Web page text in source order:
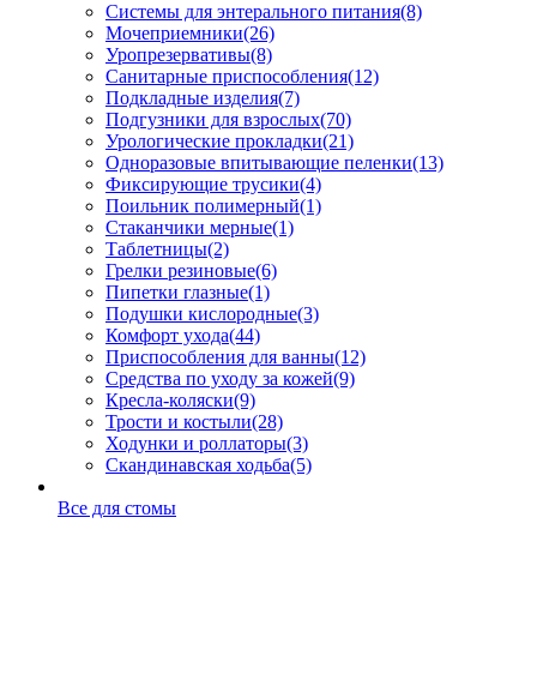
Системы для энтерального питания(8)
Мочеприемники(26)
Уропрезервативы(8)
Санитарные приспособления(12)
Подкладные изделия(7)
Подгузники для взрослых(70)
Урологические прокладки(21)
Одноразовые впитывающие пеленки(13)
Фиксирующие трусики(4)
Поильник полимерный(1)
Стаканчики мерные(1)
Таблетницы(2)
Грелки резиновые(6)
Пипетки глазные(1)
Подушки кислородные(3)
Комфорт ухода(44)
Приспособления для ванны(12)
Средства по уходу за кожей(9)
Кресла-коляски(9)
Трости и костыли(28)
Ходунки и роллаторы(3)
Скандинавская ходьба(5)
Все для стомы